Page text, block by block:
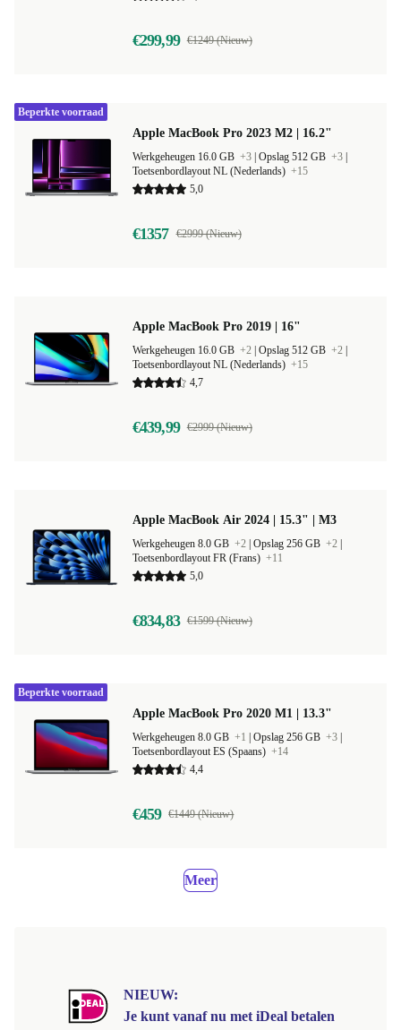
€299,99 €1249 (Nieuw)
Apple MacBook Pro 2023 M2 | 16.2"
Werkgeheugen 16.0 GB +3 Opslag 512 GB +3
Toetsenbordlayout NL (Nederlands) +15
5,0
€1357 €2999 (Nieuw)
Beperkte voorraad
Apple MacBook Pro 2019 | 16"
Werkgeheugen 16.0 GB +2 Opslag 512 GB +2
Toetsenbordlayout NL (Nederlands) +15
4,7
€439,99 €2999 (Nieuw)
Apple MacBook Air 2024 | 15.3" | M3
Werkgeheugen 8.0 GB +2 Opslag 256 GB +2
Toetsenbordlayout FR (Frans) +11
5,0
€834,83 €1599 (Nieuw)
Apple MacBook Pro 2020 M1 | 13.3"
Werkgeheugen 8.0 GB +1 Opslag 256 GB +3
Toetsenbordlayout ES (Spaans) +14
4,4
€459 €1449 (Nieuw)
Beperkte voorraad
Meer
NIEUW:
Je kunt vanaf nu met iDeal betalen